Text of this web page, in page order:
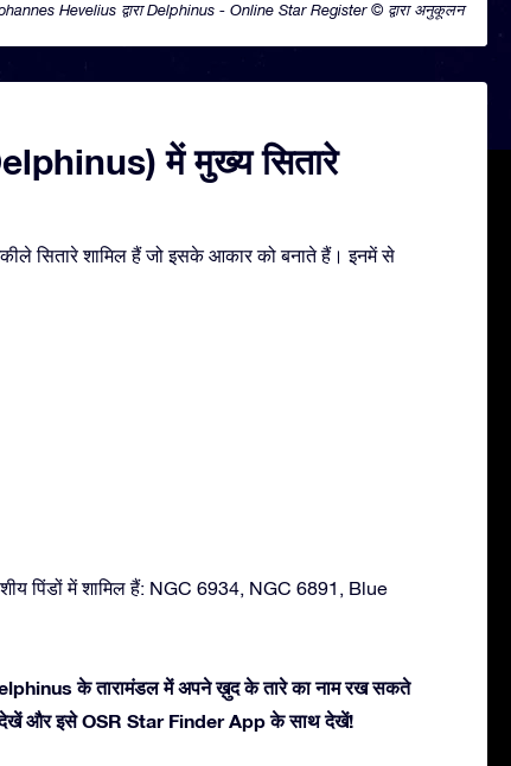
Hevelius द्वारा Delphinus - Online Star Register © द्वारा अनुकूलन
में मुख्य सितारे
सितारे शामिल हैं जो इसके आकार को बनाते हैं। इनमें से
पिंडों में शामिल हैं: NGC 6934, NGC 6891, Blue
के तारामंडल में अपने ख़ुद के तारे का नाम रख सकते
देखें और इसे OSR Star Finder App के साथ देखें!